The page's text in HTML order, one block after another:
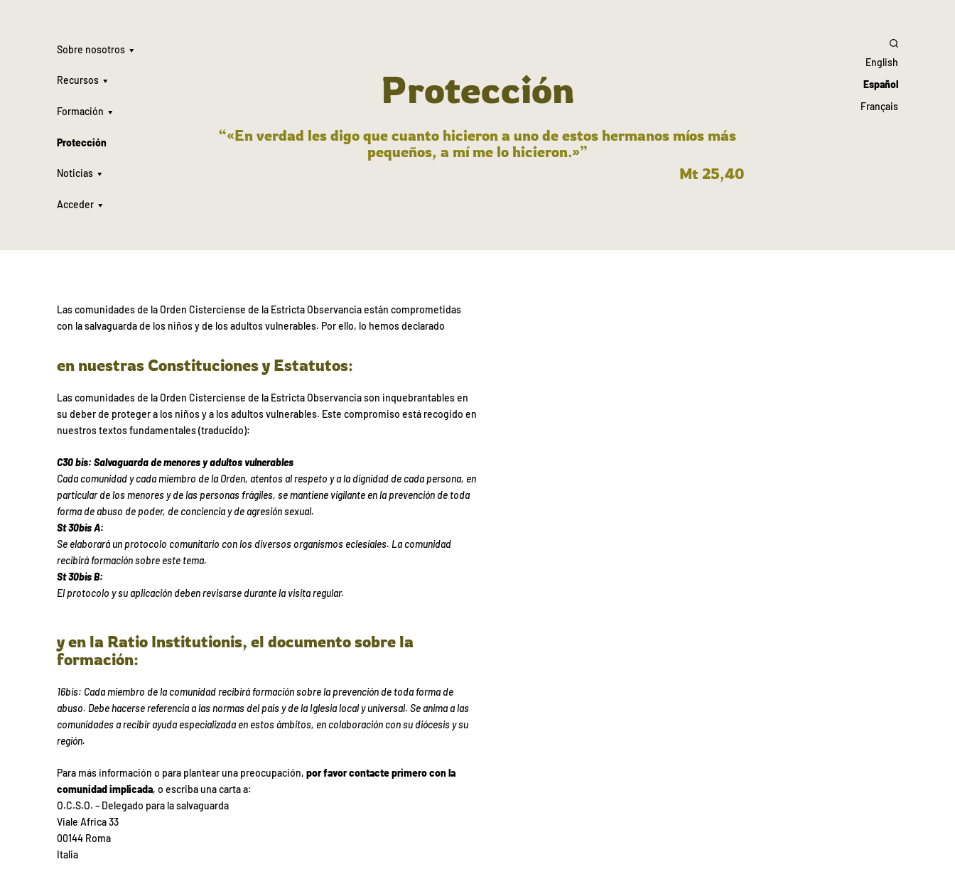
Sobre nosotros
Recursos
Formación
Protección
Noticias
Acceder
English
Español
Français
Protección
“«En verdad les digo que cuanto hicieron a uno de estos hermanos míos más
pequeños, a mí me lo hicieron.»”
Mt 25,40
Las comunidades de la Orden Cisterciense de la Estricta Observancia están comprometidas
con la salvaguarda de los niños y de los adultos vulnerables. Por ello, lo hemos declarado
en nuestras Constituciones y Estatutos:
Las comunidades de la Orden Cisterciense de la Estricta Observancia son inquebrantables en
su deber de proteger a los niños y a los adultos vulnerables. Este compromiso está recogido en
nuestros textos fundamentales (traducido):
C30 bis: Salvaguarda de menores y adultos vulnerables
Cada comunidad y cada miembro de la Orden, atentos al respeto y a la dignidad de cada persona, en
particular de los menores y de las personas frágiles, se mantiene vigilante en la prevención de toda
forma de abuso de poder, de conciencia y de agresión sexual.
St 30bis A:
Se elaborará un protocolo comunitario con los diversos organismos eclesiales. La comunidad
recibirá formación sobre este tema.
St 30bis B:
El protocolo y su aplicación deben revisarse durante la visita regular.
y en la Ratio Institutionis, el documento sobre la
formación:
16bis: Cada miembro de la comunidad recibirá formación sobre la prevención de toda forma de
abuso. Debe hacerse referencia a las normas del país y de la Iglesia local y universal. Se anima a las
comunidades a recibir ayuda especializada en estos ámbitos, en colaboración con su diócesis y su
región.
Para más información o para plantear una preocupación, por favor contacte primero con la
comunidad implicada, o escriba una carta a:
O.C.S.O. – Delegado para la salvaguarda
Viale Africa 33
00144 Roma
Italia